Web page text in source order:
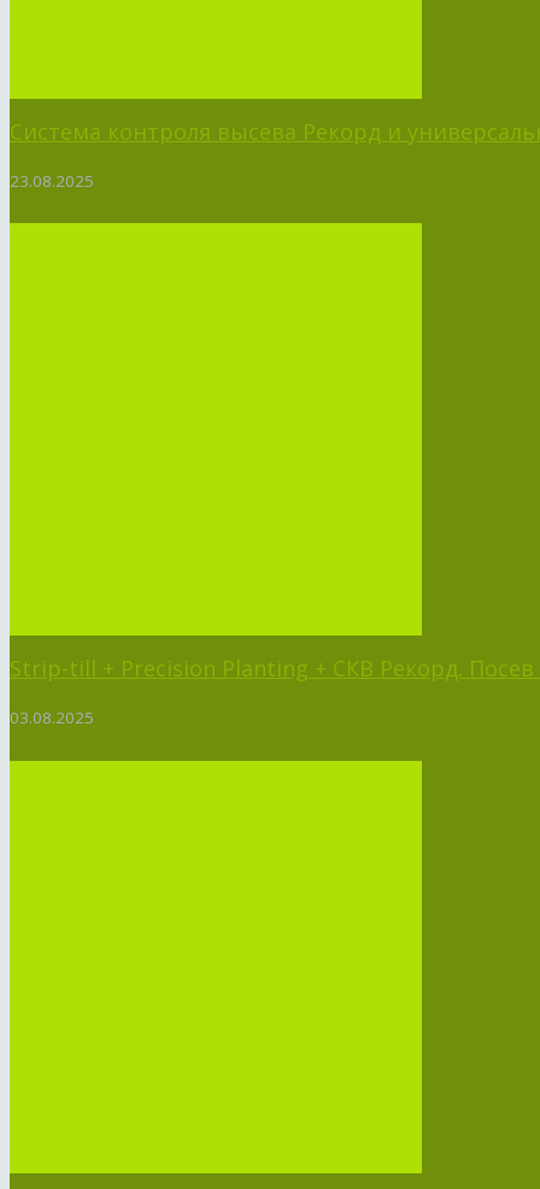
Система контроля высева Рекорд и
23.08.2025
Strip-till + Precision Planting + СКВ Рекорд.
03.08.2025